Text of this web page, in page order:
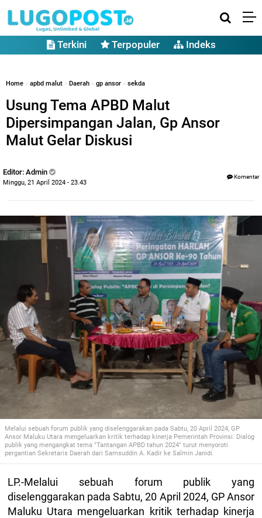
Terkini Terpopuler Indeks
Home » apbd malut » Daerah » gp ansor » sekda
Usung Tema APBD Malut
Dipersimpangan Jalan, Gp Ansor
Malut Gelar Diskusi
Editor: Admin
Minggu, 21 April 2024 - 23.43
Komentar
Melalui sebuah forum publik yang diselenggarakan pada Sabtu, 20 April 2024, GP
Ansor Maluku Utara mengeluarkan kritik terhadap kinerja Pemerintah Provinsi. Dialog
publik yang mengangkat tema "Tantangan APBD tahun 2024" turut menyoroti
pergantian Sekretaris Daerah dari Samsuddin A. Kadir ke Salmin Janidi.
LP.-Melalui sebuah forum publik yang
diselenggarakan pada Sabtu, 20 April 2024, GP Ansor
Maluku Utara mengeluarkan kritik terhadap kinerja